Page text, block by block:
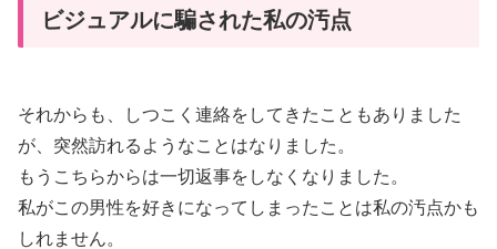
ビジュアルに騙された私の汚点
それからも、しつこく連絡をしてきたこともありました
が、突然訪れるようなことはなりました。
もうこちらからは一切返事をしなくなりました。
私がこの男性を好きになってしまったことは私の汚点かも
しれません。